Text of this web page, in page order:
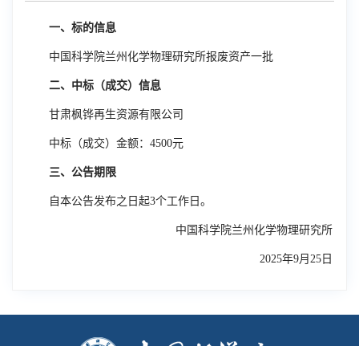
一、标的信息
中国科学院兰州化学物理研究所报废资产一批
二、中标（成交）信息
甘肃枫铧再生资源有限公司
中标（成交）金额： 4500元
三、公告期限
自本公告发布之日起3个工作日。
中国科学院兰州化学物理研究所
2025年9月 25 日